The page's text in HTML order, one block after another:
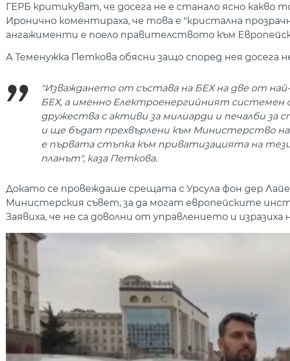
ГЕРБ критикуват, че досега не е станало ясно какво
Иронично коментираха, че това е "кристална
ангажименти е поело правителството към
А Теменужка Петкова обясни защо според нея
"Изваждането от състава на БЕХ на две от
БЕХ, а именно Електроенергийният системен
дружества с активи за милиарди и печалби
и ще бъдат прехвърлени към Министерство
е първата стъпка към приватизацията на
планът", каза Петкова.
Докато се провеждаше срещата с Урсула фон дер
Министерския съвет, за да могат европейските
Заявиха, че не са доволни от управлението и